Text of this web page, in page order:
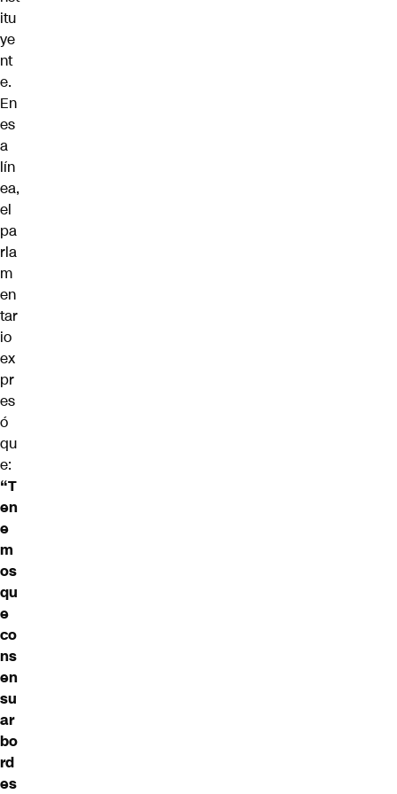
itu
ye
nt
e.
En
es
a
lín
ea,
el
pa
rla
m
en
tar
io
ex
pr
es
ó
qu
e:
“T
en
e
m
os
qu
e
co
ns
en
su
ar
bo
rd
es